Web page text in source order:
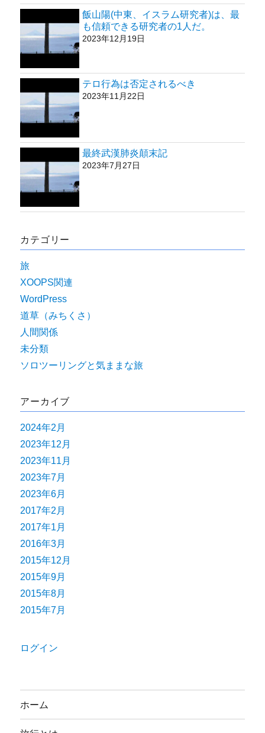
飯山陽(中東、イスラム研究者)は、最
も信頼できる研究者の1人だ。
2023年12月19日
テロ行為は否定されるべき
2023年11月22日
最終武漢肺炎顛末記
2023年7月27日
カテゴリー
旅
XOOPS関連
WordPress
道草（みちくさ）
人間関係
未分類
ソロツーリングと気ままな旅
アーカイブ
2024年2月
2023年12月
2023年11月
2023年7月
2023年6月
2017年2月
2017年1月
2016年3月
2015年12月
2015年9月
2015年8月
2015年7月
ログイン
ホーム